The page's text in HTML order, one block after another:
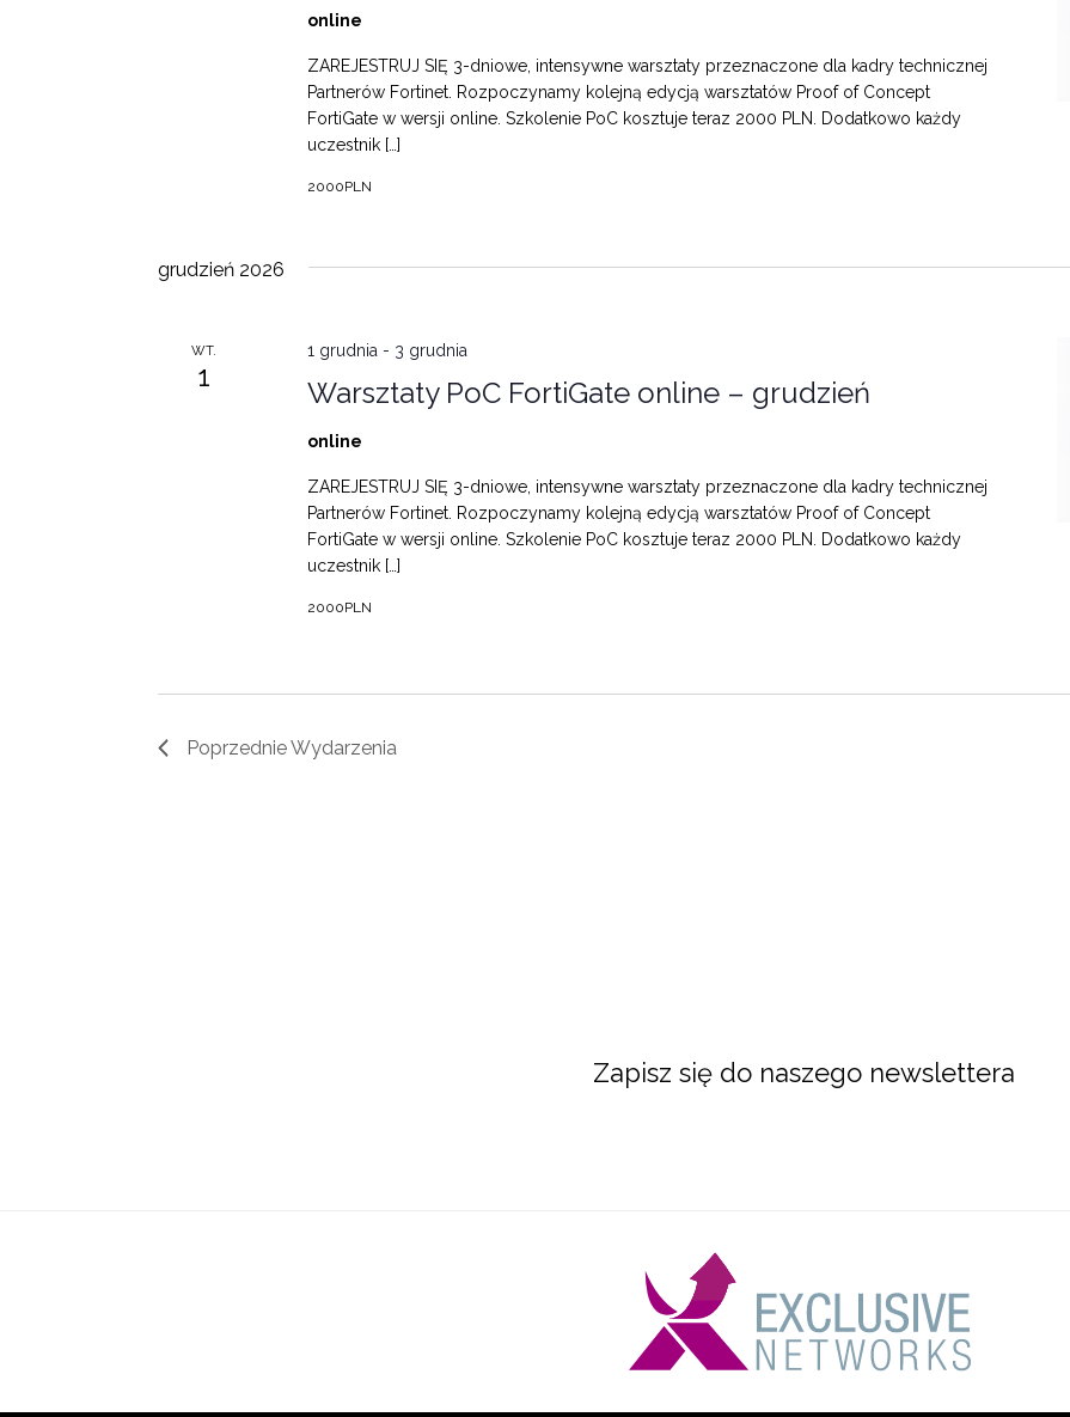
online
ZAREJESTRUJ SIĘ 3-dniowe, intensywne warsztaty przeznaczone dla kadry technicznej
Partnerów Fortinet. Rozpoczynamy kolejną edycją warsztatów Proof of Concept
FortiGate w wersji online. Szkolenie PoC kosztuje teraz 2000 PLN. Dodatkowo każdy
uczestnik […]
2000PLN
grudzień 2026
WT.
1 Warsztaty PoC FortiGate online – grudzień
1 grudnia - 3 grudnia
online
ZAREJESTRUJ SIĘ 3-dniowe, intensywne warsztaty przeznaczone dla kadry technicznej
Partnerów Fortinet. Rozpoczynamy kolejną edycją warsztatów Proof of Concept
FortiGate w wersji online. Szkolenie PoC kosztuje teraz 2000 PLN. Dodatkowo każdy
uczestnik […]
2000PLN
PoprzednieWydarzenia
Zapisz się do naszego newslettera